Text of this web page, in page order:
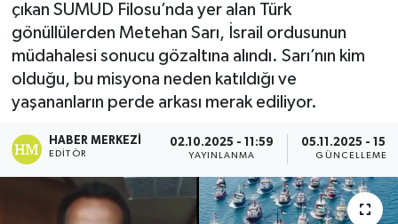
çıkan SUMUD Filosu’nda yer alan Türk
gönüllülerden Metehan Sarı, İsrail ordusunun
müdahalesi sonucu gözaltına alındı. Sarı’nın kim
olduğu, bu misyona neden katıldığı ve
yaşananların perde arkası merak ediliyor.
HABER MERKEZI
EDITÖR
02.10.2025 - 11:59
YAYINLANMA
05.11.2025 -
GÜNCELLEME